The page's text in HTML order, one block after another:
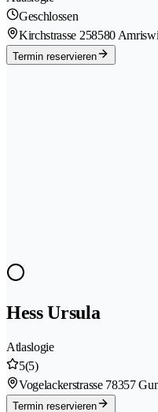
Geschlossen
Kirchstrasse 258580
Termin reservieren
Hess Ursula
Atlaslogie
5(5)
Vogelackerstrasse 78357
Termin reservieren